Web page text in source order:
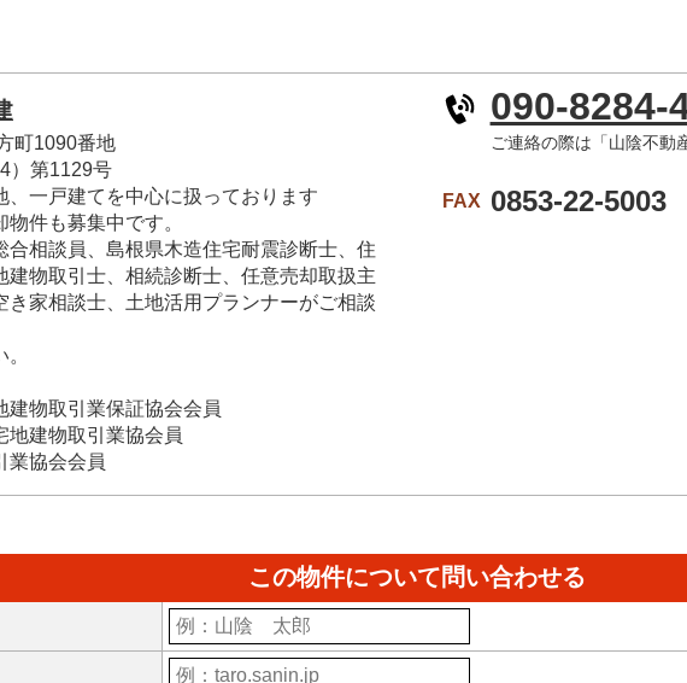
町1090番地
）第1129号
、一戸建てを中心に扱っております
件も募集中です。
合相談員、島根県木造住宅耐震診断士、住
建物取引士、相続診断士、任意売却取扱主
き家相談士、土地活用プランナーがご相談
物取引業保証協会会員
建物取引業協会員
業協会会員
090-8284-
ご連絡の際は「山陰不動
FAX 0853-22-5003